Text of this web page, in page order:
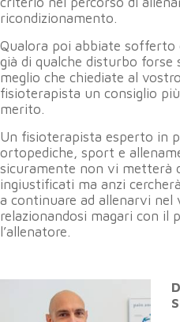
ricondizionamento.
Qualora poi abbiate
già di qualche disturbo forse
meglio che chiediate al vostro
fisioterapista un consiglio
merito.
Un fisioterapista esperto in
ortopediche, sport e
sicuramente non vi metterà
ingiustificati ma anzi
a continuare ad allenarvi nel
relazionandosi magari con il
l’allenatore.